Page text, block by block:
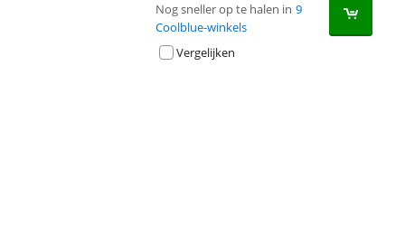
Nog sneller op te halen in 9
Coolblue-winkels
Vergelijken